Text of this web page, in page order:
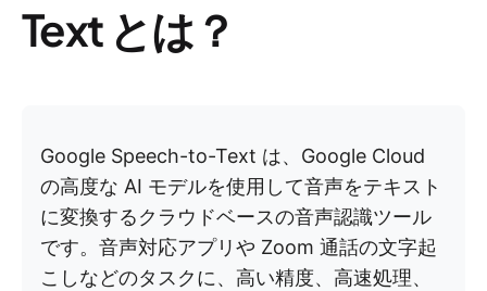
Text とは？
Google Speech-to-Text は、Google Cloud
の高度な AI モデルを使用して音声をテキスト
に変換するクラウドベースの音声認識ツール
です。音声対応アプリや Zoom 通話の文字起
こしなどのタスクに、高い精度、高速処理、